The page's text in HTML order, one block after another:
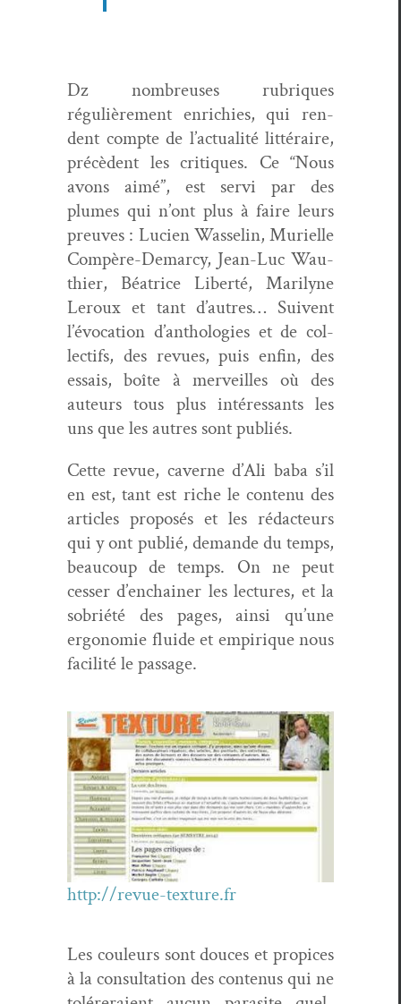
Dz nom­breuses rubriques
régulière­ment enrichies, qui ren­
dent compte de l’ac­tu­al­ité lit­téraire,
précè­dent les cri­tiques. Ce “Nous
avons aimé”, est servi par des
plumes qui n’ont plus à faire leurs
preuves : Lucien Was­selin, Murielle
Com­père-Demar­cy, Jean-Luc Wau­
thi­er, Béa­trice Lib­erté, Mar­i­lyne
Ler­oux et tant d’autres… Suiv­ent
l’évo­ca­tion d’an­tholo­gies et de col­
lec­tifs, des revues, puis enfin, des
essais, boîte à mer­veilles où des
auteurs tous plus intéres­sants les
uns que les autres sont publiés.
Cette revue, cav­erne d’Ali baba s’il
en est, tant est riche le con­tenu des
arti­cles pro­posés et les rédac­teurs
qui y ont pub­lié, demande du temps,
beau­coup de temps. On ne peut
cess­er d’en­chain­er les lec­tures, et la
sobriété des pages, ain­si qu’une
ergonomie flu­ide et empirique nous
facil­ité le passage.
http://revue-texture.fr
Les couleurs sont douces et prop­ices
à la con­sul­ta­tion des con­tenus qui ne